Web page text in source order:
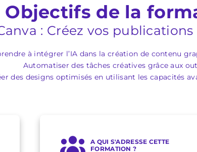
Objectifs de la
: Créez vos publications
à intégrer l’IA dans la création de contenu
Automatiser des tâches créatives grâce aux
des designs optimisés en utilisant les capacités
A QUI S'ADRESSE CETTE
FORMATION ?